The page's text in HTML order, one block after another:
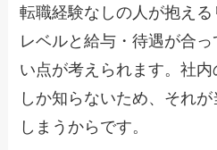
転職経験なしの人が抱え
レベルと給与・待遇が合
い点が考えられます。社
しか知らないため、それ
しまうからです。